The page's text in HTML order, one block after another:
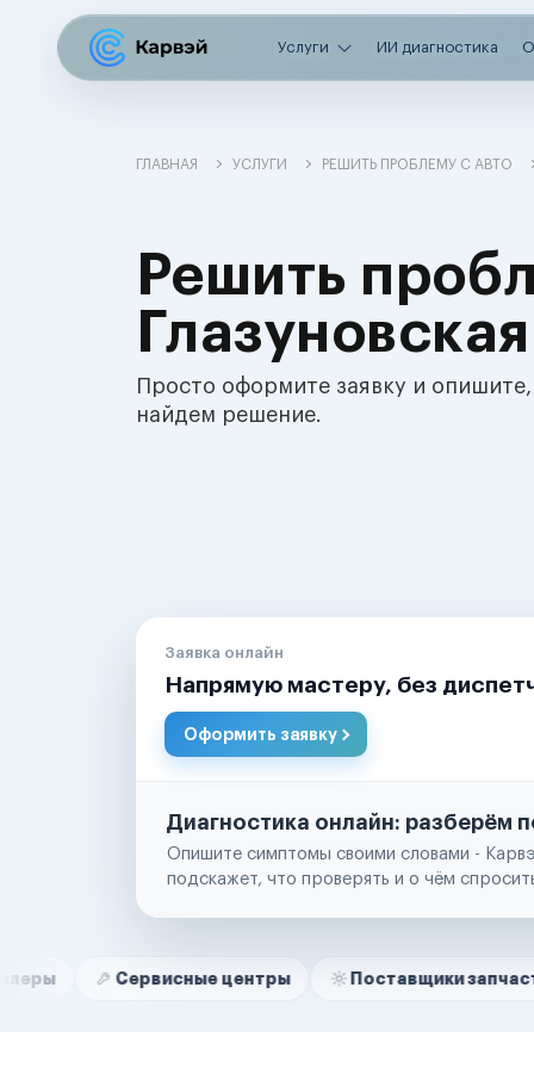
Услуги ИИ диагностика
ГЛАВНАЯ УСЛУГИ РЕШИТЬ ПРОБЛЕМУ С АВТО
Решить
Глазуновская
Просто оформите заявку и
найдем решение.
Заявка онлайн
Напрямую мастеру, без
Оформить заявку
Диагностика онлайн: разберём
Опишите симптомы своими словами -
подскажет, что проверять и о чём
Нам доверяют
Сервисные центры Поставщики запчастей
Маркетплейсы